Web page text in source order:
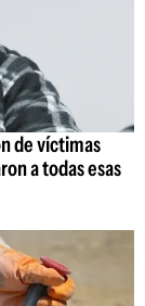
de víctimas
a todas esas